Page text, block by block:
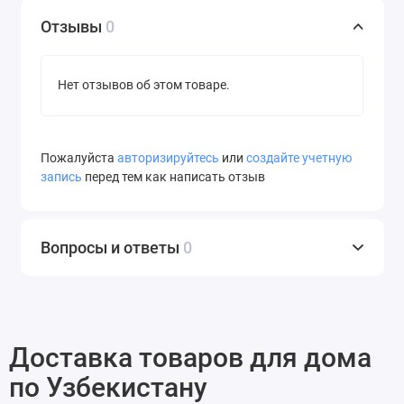
Отзывы 0
Нет отзывов об этом товаре.
Пожалуйста авторизируйтесь или создайте учетную
запись перед тем как написать отзыв
Вопросы и ответы 0
Доставка товаров для дома
по Узбекистану